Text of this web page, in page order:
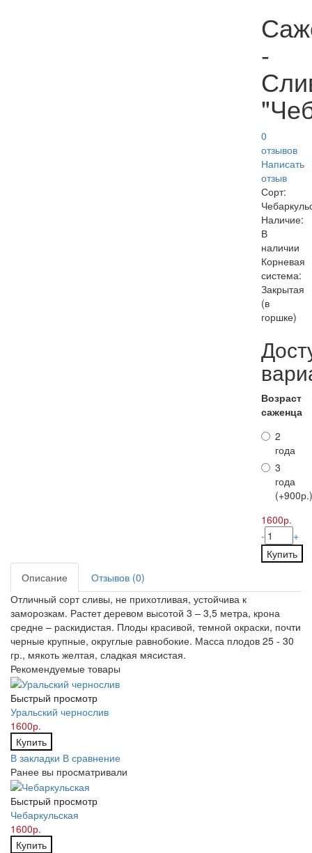
-
0
отзывов
Написать
отзыв
Сорт:
Наличие:
В
наличии
Корневая
система:
Закрытая
(в
горшке)
Возраст
саженца
2
года
3
года
(+900р.)
1600р.
-
+
Купить
Описание
Отзывов (0)
Отличный сорт сливы, не прихотливая, устойчива к
заморозкам. Растет деревом высотой 3 – 3,5 метра, крона
средне – раскидистая. Плоды красивой, темной окраски, почти
черные крупные, округлые равнобокие. Масса плодов 25 - 30
гр., мякоть желтая, сладкая мясистая.
Рекомендуемые товары
Быстрый просмотр
Уральский чернослив
1600р.
Купить
В закладки В сравнение
Ранее вы просматривали
Быстрый просмотр
Чебаркульская
1600р.
Купить